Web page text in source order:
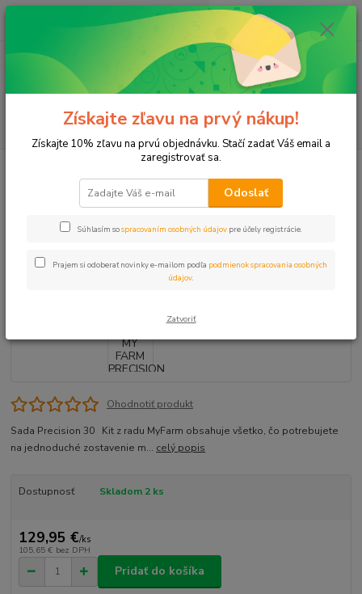
Menu
(Po-Pia, 8-17 hod.)
ks
za0 €
KIT MY FARM PRECISION 30 + Amico+
KIT MY FARM PRECISION 30 +
Amico+ (Balkóny)
Ohodnotiť produkt
Sada Precision 30 Kit z radu MyFarm obsahuje všetko, čo potrebujete
na jednoduché zostavenie m... celý popis
Dostupnosť Skladom 2 ks
129,95 €/ks
105,65 € bez DPH
Pridať do košíka
Získajte zľavu na prvý nákup!
Získajte 10% zľavu na prvú objednávku. Stačí zadať Váš email a
zaregistrovať sa.
Odoslať
Súhlasím sospracovaním osobných údajov pre účely registrácie.
Prajem si odoberať novinky e-mailom podľa podmienok spracovania osobných
údajov
Zatvoriť